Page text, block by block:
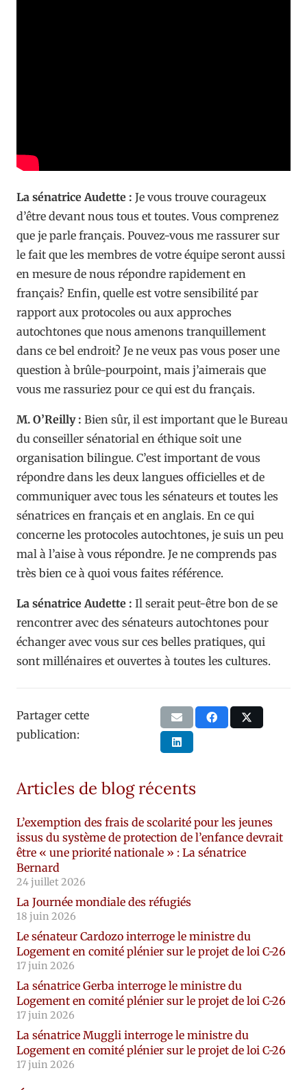
La sénatrice Audette : Je vous trouve courageux
d’être devant nous tous et toutes. Vous comprenez
que je parle français. Pouvez-vous me rassurer sur
le fait que les membres de votre équipe seront aussi
en mesure de nous répondre rapidement en
français? Enfin, quelle est votre sensibilité par
rapport aux protocoles ou aux approches
autochtones que nous amenons tranquillement
dans ce bel endroit? Je ne veux pas vous poser une
question à brûle-pourpoint, mais j’aimerais que
vous me rassuriez pour ce qui est du français.
M. O’Reilly : Bien sûr, il est important que le Bureau
du conseiller sénatorial en éthique soit une
organisation bilingue. C’est important de vous
répondre dans les deux langues officielles et de
communiquer avec tous les sénateurs et toutes les
sénatrices en français et en anglais. En ce qui
concerne les protocoles autochtones, je suis un peu
mal à l’aise à vous répondre. Je ne comprends pas
très bien ce à quoi vous faites référence.
La sénatrice Audette : Il serait peut-être bon de se
rencontrer avec des sénateurs autochtones pour
échanger avec vous sur ces belles pratiques, qui
sont millénaires et ouvertes à toutes les cultures.
Partager cette
publication:
Articles de blog récents
L’exemption des frais de scolarité pour les jeunes
issus du système de protection de l’enfance devrait
être « une priorité nationale » : La sénatrice
Bernard
24 juillet 2026
La Journée mondiale des réfugiés
18 juin 2026
Le sénateur Cardozo interroge le ministre du
Logement en comité plénier sur le projet de loi C-26
17 juin 2026
La sénatrice Gerba interroge le ministre du
Logement en comité plénier sur le projet de loi C-26
17 juin 2026
La sénatrice Muggli interroge le ministre du
Logement en comité plénier sur le projet de loi C-26
17 juin 2026